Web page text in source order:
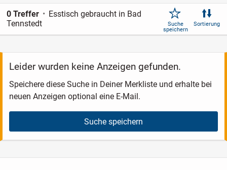
0 Treffer
Esstisch gebraucht in Bad
Tennstedt
Suche
speichern
Sortierung
Leider wurden keine Anzeigen gefunden.
Speichere diese Suche in Deiner Merkliste und erhalte bei
neuen Anzeigen optional eine E-Mail.
Suche speichern